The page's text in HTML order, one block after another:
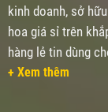
kinh doanh, sở
hoa giá sỉ trên
hàng lẻ tin dùng
+ Xem thêm